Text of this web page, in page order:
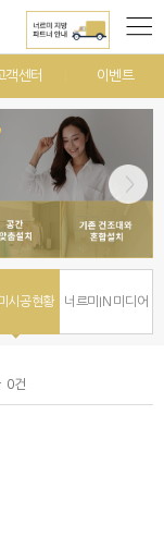
객센터 이벤트
시공현황 너르미IN 미디어
0건